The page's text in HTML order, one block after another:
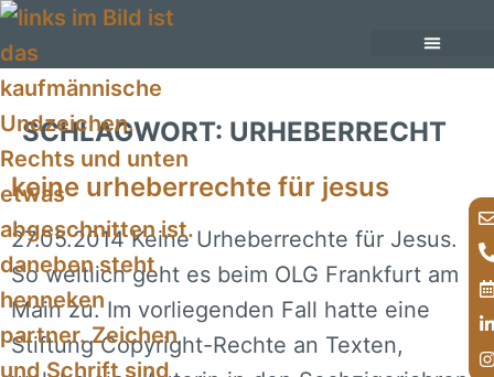
SCHLAGWORT: URHEBERRECHT
keine urheberrechte für jesus
27.05.2014 Keine Urheberrechte für Jesus.
So weltlich geht es beim OLG Frankfurt am
Main zu. Im vorliegenden Fall hatte eine
Stiftung Copyright-Rechte an Texten,